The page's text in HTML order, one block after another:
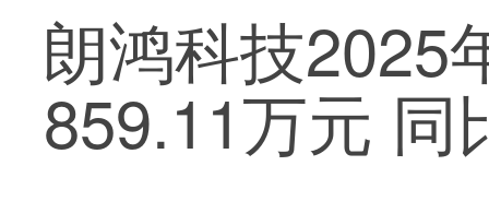
朗鸿科技2025
859.11万元 同